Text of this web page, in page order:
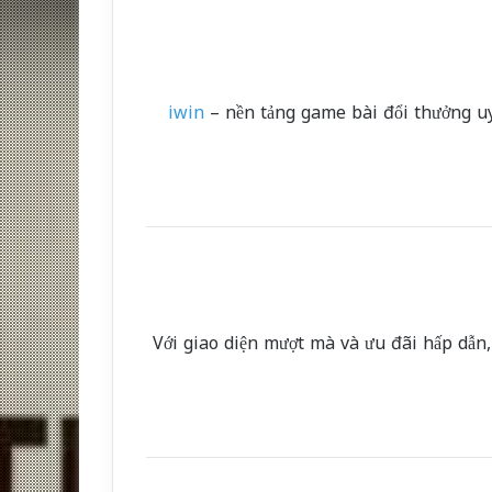
iwin– nền tảng game bài đổi thưởng
Với giao diện mượt mà và ưu đãi hấp dẫn,